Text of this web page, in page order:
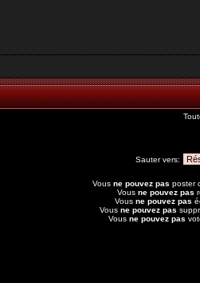
Sauter vers:
Vous ne pouvez pas poster
Vous ne pouvez pas
Vous ne pouvez pas
Vous ne pouvez pas
Vous ne pouvez pas